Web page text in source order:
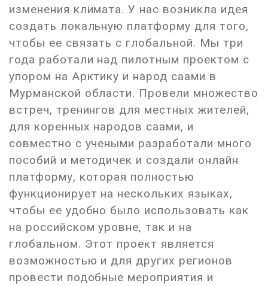
изменения климата. У нас возникла идея
создать локальную платформу для того,
чтобы ее связать с глобальной. Мы три
года работали над пилотным проектом с
упором на Арктику и народ саами в
Мурманской области. Провели множество
встреч, тренингов для местных жителей,
для коренных народов саами, и
совместно с учеными разработали много
пособий и методичек и создали онлайн
платформу, которая полностью
функционирует на нескольких языках,
чтобы ее удобно было использовать как
на российском уровне, так и на
глобальном. Этот проект является
возможностью и для других регионов
провести подобные мероприятия и